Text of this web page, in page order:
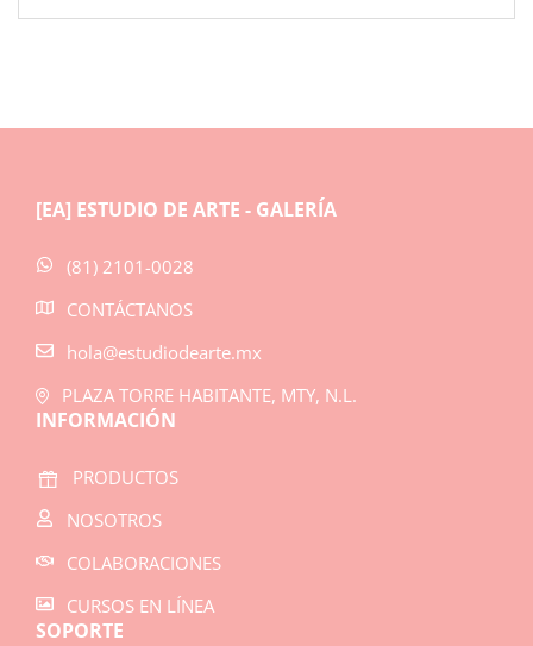
[EA] ESTUDIO DE ARTE - GALERÍA
(81) 2101-0028
CONTÁCTANOS
hola@estudiodearte.mx
PLAZA TORRE HABITANTE, MTY, N.L.
INFORMACIÓN
PRODUCTOS
NOSOTROS
COLABORACIONES
CURSOS EN LÍNEA
SOPORTE